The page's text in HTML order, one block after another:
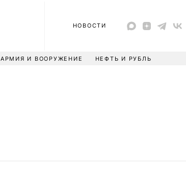
НОВОСТИ
АРМИЯ И ВООРУЖЕНИЕ НЕФТЬ И РУБЛЬ